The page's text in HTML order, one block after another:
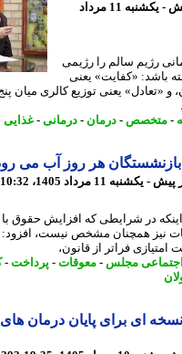
8 روز پیش - یکشنبه 11 مرداد
سالم را رژیمی
«کفایت» یعنی
یعنی توزیع کالری میان پنج
-درمان -درمانی-غذایی
هر روز آب می رود
در شرایطی که افزایش حقوق با
همچنان مشخص نیست، افزود:
فراتر از قانون،
مجلس-معوقات-پرداخت -
ای برای پایان درمان های